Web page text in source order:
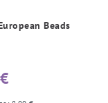
Beads